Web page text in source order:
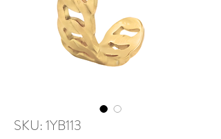
SKU: 1YB113